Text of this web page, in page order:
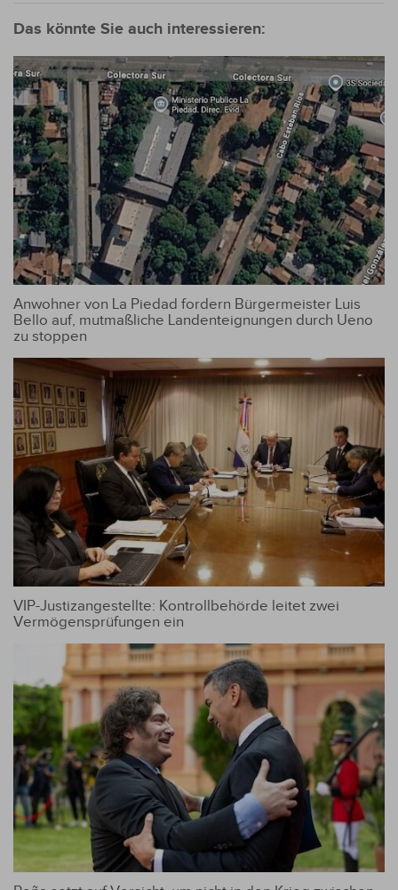
Das könnte Sie auch interessieren:
Anwohner von La Piedad fordern Bürgermeister Luis
Bello auf, mutmaßliche Landenteignungen durch Ueno
zu stoppen
VIP-Justizangestellte: Kontrollbehörde leitet zwei
Vermögensprüfungen ein